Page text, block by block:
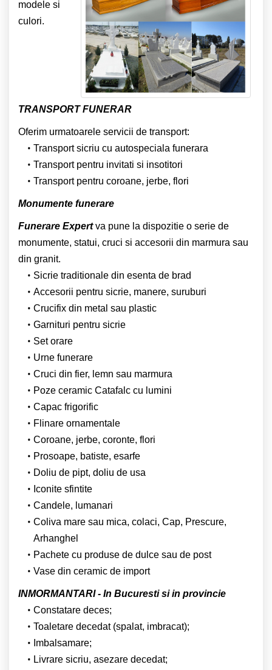
modele si
culori.
TRANSPORT FUNERAR
Oferim urmatoarele servicii de transport:
Transport sicriu cu autospeciala funerara
Transport pentru invitati si insotitori
Transport pentru coroane, jerbe, flori
Monumente funerare
Funerare Expertva pune la dispozitie o serie de
monumente, statui, cruci si accesorii din marmura sau
din granit.
Sicrie traditionale din esenta de brad
Accesorii pentru sicrie, manere, suruburi
Crucifix din metal sau plastic
Garnituri pentru sicrie
Set orare
Urne funerare
Cruci din fier, lemn sau marmura
Poze ceramic Catafalc cu lumini
Capac frigorific
Flinare ornamentale
Coroane, jerbe, coronte, flori
Prosoape, batiste, esarfe
Doliu de pipt, doliu de usa
Iconite sfintite
Candele, lumanari
Coliva mare sau mica, colaci, Cap, Prescure,
Arhanghel
Pachete cu produse de dulce sau de post
Vase din ceramic de import
INMORMANTARI - In Bucuresti si in provincie
Constatare deces;
Toaletare decedat (spalat, imbracat);
Imbalsamare;
Livrare sicriu, asezare decedat;